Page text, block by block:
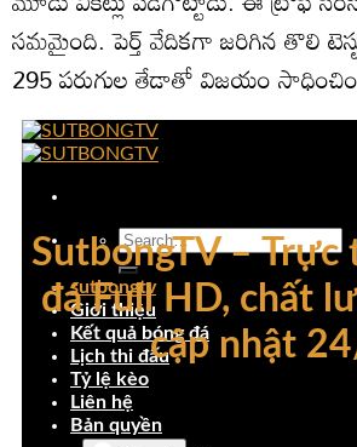
సమమైంది. పెర్త్ వేదికగా జరిగిన తొలి
295 పరుగుల తేడాతో విజయం